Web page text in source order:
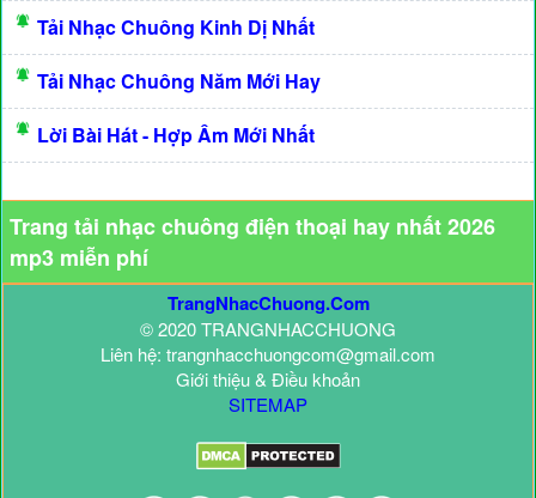
Tải Nhạc Chuông Kinh Dị Nhất
Tải Nhạc Chuông Năm Mới Hay
Lời Bài Hát - Hợp Âm Mới Nhất
Trang tải nhạc chuông điện thoại hay nhất 2026
mp3 miễn phí
TrangNhacChuong.Com
© 2020 TRANGNHACCHUONG
Liên hệ: trangnhacchuongcom@gmail.com
Giới thiệu & Điều khoản
SITEMAP